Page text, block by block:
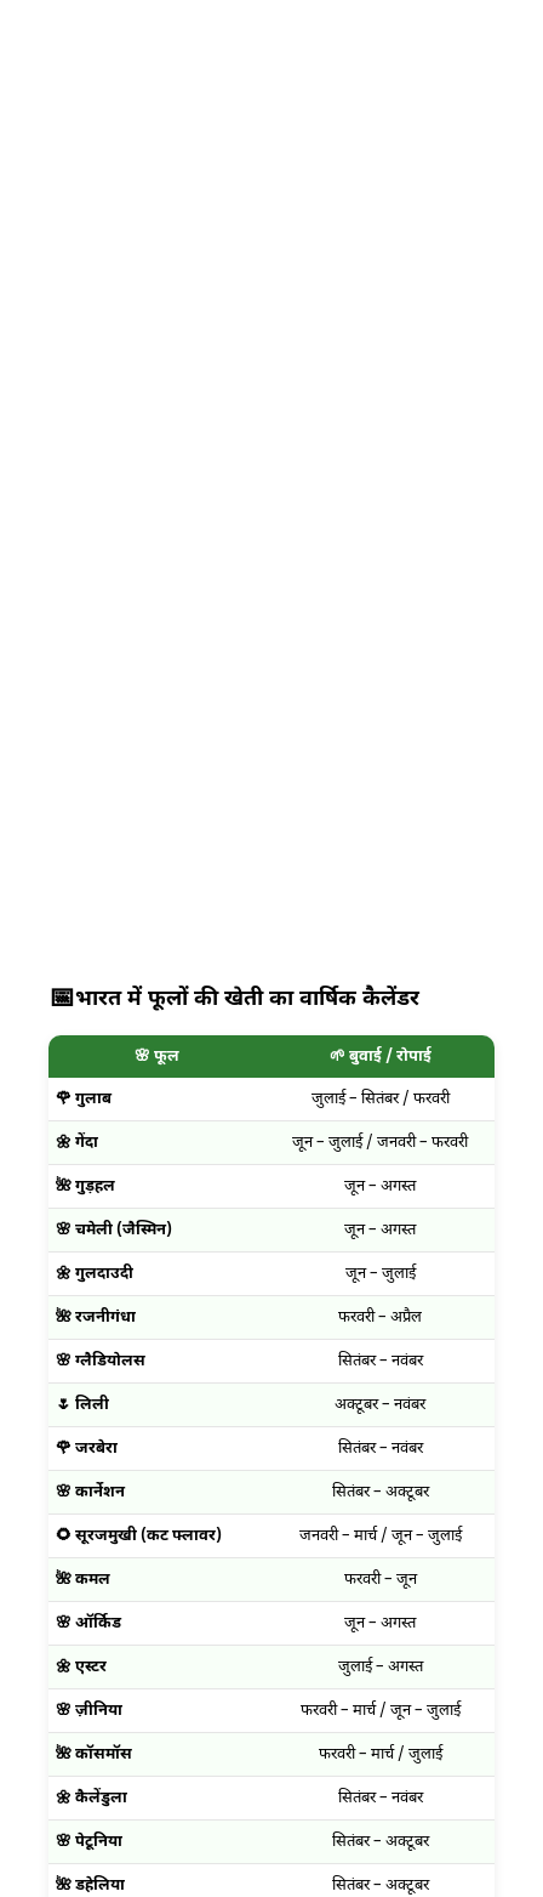
📅भारत में फूलों की खेती का वार्षिक कैलेंडर
🌸 फूल 🌱 बुवाई / रोपाई
🌹 गुलाब जुलाई – सितंबर / फरवरी
🌼 गेंदा जून – जुलाई / जनवरी – फरवरी
🌺 गुड़हल जून – अगस्त
🌸 चमेली (जैस्मिन) जून – अगस्त
🌼 गुलदाउदी जून – जुलाई
🌺 रजनीगंधा फरवरी – अप्रैल
🌸 ग्लैडियोलस सितंबर – नवंबर
🌷 लिली अक्टूबर – नवंबर
🌹 जरबेरा सितंबर – नवंबर
🌸 कार्नेशन सितंबर – अक्टूबर
🌻 सूरजमुखी (कट फ्लावर) जनवरी – मार्च / जून – जुलाई
🌺 कमल फरवरी – जून
🌸 ऑर्किड जून – अगस्त
🌼 एस्टर जुलाई – अगस्त
🌸 ज़ीनिया फरवरी – मार्च / जून – जुलाई
🌺 कॉसमॉस फरवरी – मार्च / जुलाई
🌼 कैलेंडुला सितंबर – नवंबर
🌸 पेटूनिया सितंबर – अक्टूबर
🌺 डहेलिया सितंबर – अक्टूबर